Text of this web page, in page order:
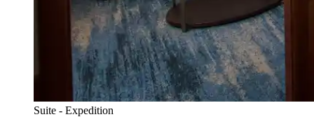
Suite - Expedition